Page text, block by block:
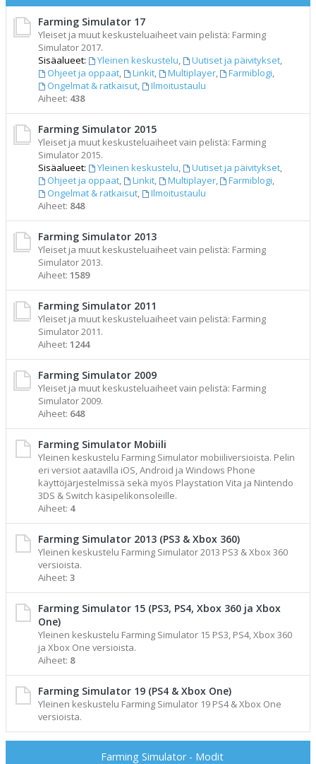
Farming Simulator 17
Yleiset ja muut keskusteluaiheet vain pelistä: Farming
Simulator 2017.
Sisäalueet:
Yleinen keskustelu, Uutiset ja päivitykset,
Ohjeet ja oppaat, Linkit, Multiplayer, Farmiblogi,
Ongelmat & ratkaisut,
Ilmoitustaulu
Aiheet: 438
Farming Simulator 2015
Yleiset ja muut keskusteluaiheet vain pelistä: Farming
Simulator 2015.
Sisäalueet:
Yleinen keskustelu, Uutiset ja päivitykset,
Ohjeet ja oppaat, Linkit, Multiplayer, Farmiblogi,
Ongelmat & ratkaisut,
Ilmoitustaulu
Aiheet: 848
Farming Simulator 2013
Yleiset ja muut keskusteluaiheet vain pelistä: Farming
Simulator 2013.
Aiheet: 1589
Farming Simulator 2011
Yleiset ja muut keskusteluaiheet vain pelistä: Farming
Simulator 2011.
Aiheet: 1244
Farming Simulator 2009
Yleiset ja muut keskusteluaiheet vain pelistä: Farming
Simulator 2009.
Aiheet: 648
Farming Simulator Mobiili
Yleinen keskustelu Farming Simulator mobiiliversioista. Pelin
eri versiot aatavilla iOS, Android ja Windows Phone
käyttöjärjestelmissä sekä myös Playstation Vita ja Nintendo
3DS & Switch käsipelikonsoleille.
Aiheet: 4
Farming Simulator 2013 (PS3 & Xbox 360)
Yleinen keskustelu Farming Simulator 2013 PS3 & Xbox 360
versioista.
Aiheet: 3
Farming Simulator 15 (PS3, PS4, Xbox 360 ja Xbox
One)
Yleinen keskustelu Farming Simulator 15 PS3, PS4, Xbox 360
ja Xbox One versioista.
Aiheet: 8
Farming Simulator 19 (PS4 & Xbox One)
Yleinen keskustelu Farming Simulator 19 PS4 & Xbox One
versioista.
Farming Simulator - Modit